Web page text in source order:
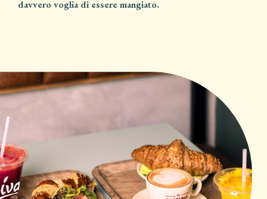
davvero voglia di essere mangiato.